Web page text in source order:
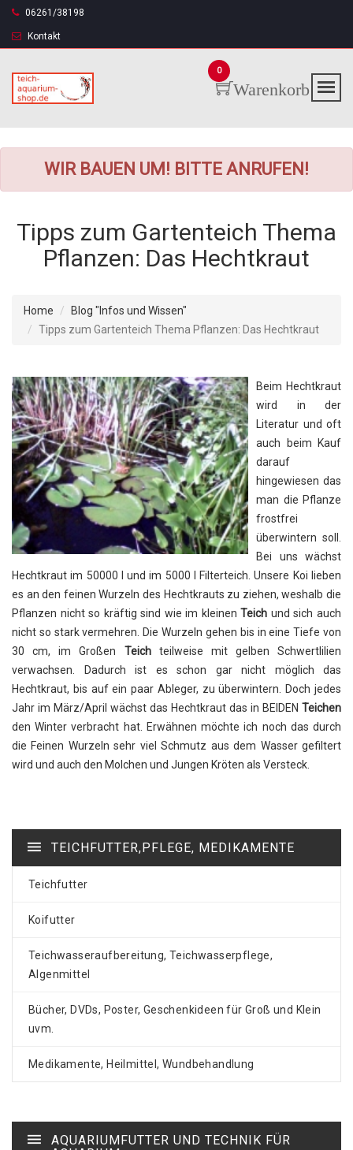
06261/38198
Kontakt
Warenkorb
0
WIR BAUEN UM! BITTE ANRUFEN!
Tipps zum Gartenteich Thema
Pflanzen: Das Hechtkraut
Home
Blog "Infos und Wissen"
Tipps zum Gartenteich Thema Pflanzen: Das Hechtkraut
Beim Hechtkraut
wird in der
Literatur und oft
auch beim Kauf
darauf
hingewiesen das
man die Pflanze
frostfrei
überwintern soll.
Bei uns wächst
Hechtkraut im 50000 l und im 5000 l Filterteich. Unsere Koi lieben
es an den feinen Wurzeln des Hechtkrauts zu ziehen, weshalb die
Pflanzen nicht so kräftig sind wie im kleinenTeich und sich auch
nicht so stark vermehren. Die Wurzeln gehen bis in eine Tiefe von
30 cm, im Großen Teichteilweise mit gelben Schwertlilien
verwachsen. Dadurch ist es schon gar nicht möglich das
Hechtkraut, bis auf ein paar Ableger, zu überwintern. Doch jedes
Jahr im März/April wächst das Hechtkraut das in BEIDEN Teichen
den Winter verbracht hat. Erwähnen möchte ich noch das durch
die Feinen Wurzeln sehr viel Schmutz aus dem Wasser gefiltert
wird und auch den Molchen und Jungen Kröten als Versteck.
TEICHFUTTER,PFLEGE, MEDIKAMENTE
Teichfutter
Koifutter
Teichwasseraufbereitung, Teichwasserpflege,
Algenmittel
Bücher, DVDs, Poster, Geschenkideen für Groß und Klein
uvm.
Medikamente, Heilmittel, Wundbehandlung
AQUARIUMFUTTER UND TECHNIK FÜR